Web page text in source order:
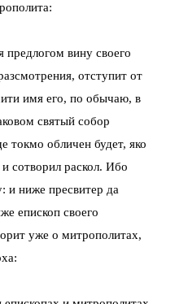
предлогом вину своего
отступит от
имя его, по обычаю, в
святый собор
токмо обличен будет, яко
сотворил раскол. Ибо
и ниже пресвитер да
епископ своего
уже о митрополитах,